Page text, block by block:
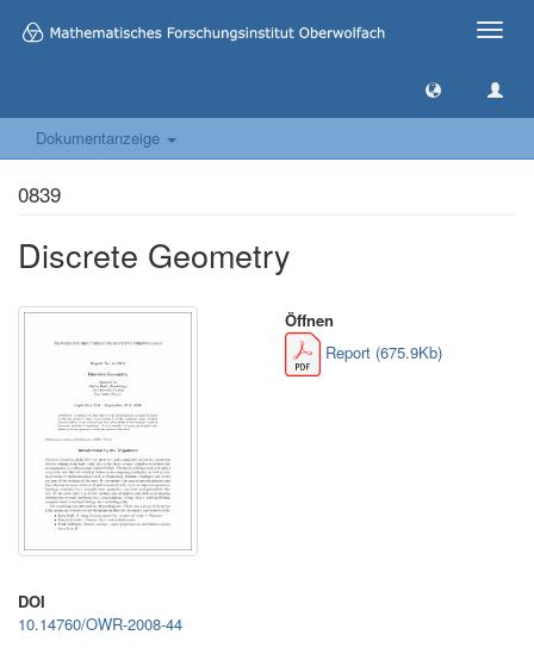
Toggle
Dokumentanzeige
0839
Discrete Geometry
Öffnen
Report (675.9Kb)
DOI
10.14760/OWR-2008-44